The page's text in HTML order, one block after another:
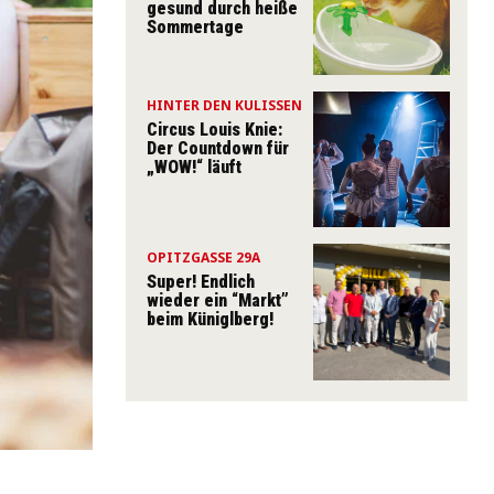
gesund durch heiße
Sommertage
HINTER DEN KULISSEN
Circus Louis Knie:
Der Countdown für
„WOW!“ läuft
OPITZGASSE 29A
Super! Endlich
wieder ein “Markt”
beim Küniglberg!